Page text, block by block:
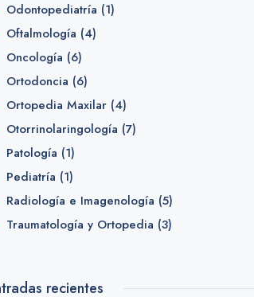
Odontopediatría (1)
Oftalmología (4)
Oncología (6)
Ortodoncia (6)
Ortopedia Maxilar(4)
Otorrinolaringología (7)
Patología (1)
Pediatría (1)
Radiología e Imagenología (5)
Traumatología y Ortopedia (3)
recientes